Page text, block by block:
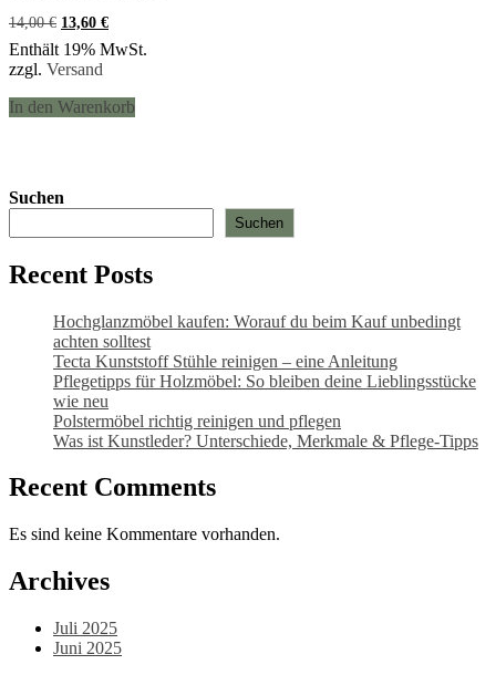
14,00€ Ursprünglicher
Preis
war:
14,00 €
13,60 €Aktueller
Preis
ist:
Enthält 19% MwSt.
zzgl. Versand
In den Warenkorb
Suchen
Suchen
Recent Posts
Hochglanzmöbel kaufen: Worauf du beim Kauf unbedingt
achten solltest
Tecta Kunststoff Stühle reinigen – eine Anleitung
Pflegetipps für Holzmöbel: So bleiben deine Lieblingsstücke
wie neu​
Polstermöbel richtig reinigen und pflegen
Was ist Kunstleder? Unterschiede, Merkmale & Pflege-Tipps
Recent Comments
Es sind keine Kommentare vorhanden.
Archives
Juli 2025
Juni 2025